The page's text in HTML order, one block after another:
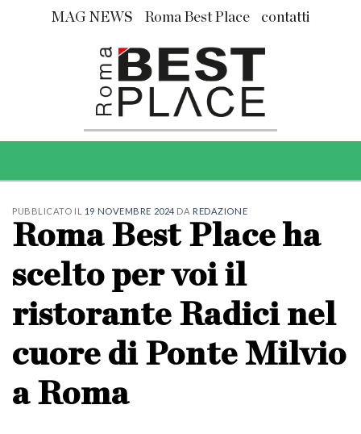
MAG NEWS Roma Best Place contatti
PUBBLICATO IL 19 NOVEMBRE 2024 DA REDAZIONE
Roma Best Place ha
scelto per voi il
ristorante Radici nel
cuore di Ponte Milvio
a Roma